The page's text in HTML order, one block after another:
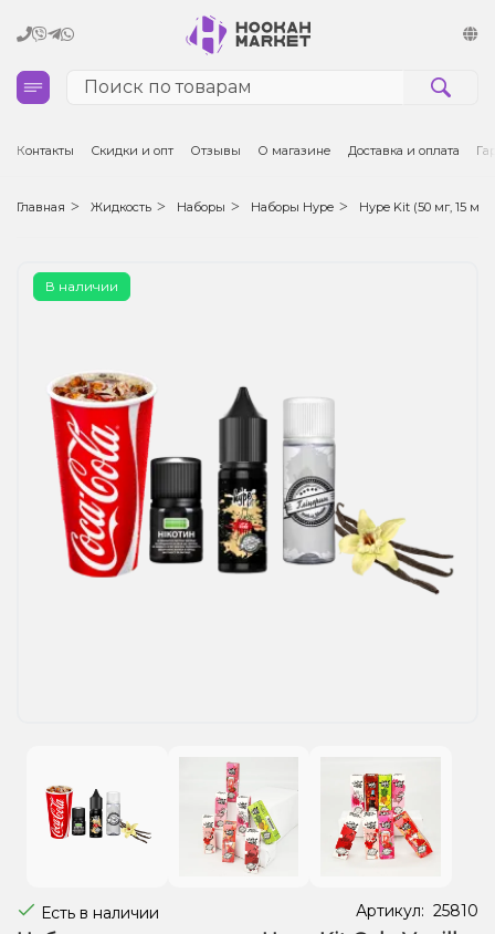
Кальяны
Табак для кальяна и кальянные смеси
Чаши для кальяна
Электронные сигареты (POD)
Комплектующие для POD
Жидкости для электронных сигарет
Подарочные наборы
Контакты Скидки и опт Отзывы О магазине Доставка и оплата
Главная Жидкость Наборы Наборы Hype Hype Kit (50 мг, 15 мл)
В наличии
Есть в наличии Артикул: 25810